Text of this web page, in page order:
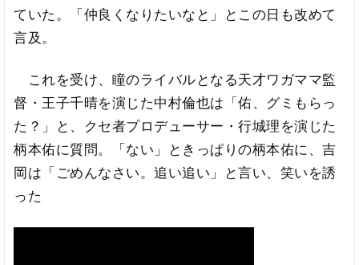
ていた。「仲良くなりたいなと」とこの日も改めて
言及。
これを受け、瞳のライバルとなる天才ワガママ監
督・王子千晴を演じた中村倫也は「佑、グミもらっ
た？」と、クセ者プロデューサー・行城理を演じた
柄本佑に質問。「ない」ときっぱりの柄本佑に、吉
岡は「ごめんなさい。追い追い」と言い、笑いを誘
った